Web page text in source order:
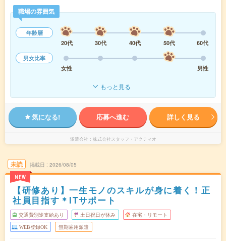
職場の雰囲気
年齢層
20代
30代 40代 50代
60代
男女比率
女性
男性
もっと見る
気になる! 応募へ進む 詳しく見る
派遣会社 株式会社スタッフ・アクティオ
未読
NEW
掲載日 2026/08/05
【研修あり】一生モノのスキルが身に着く！正
社員目指す＊ITサポート
交通費別途支給あり 土日祝日が休み 在宅・リモート
WEB登録OK 無期雇用派遣